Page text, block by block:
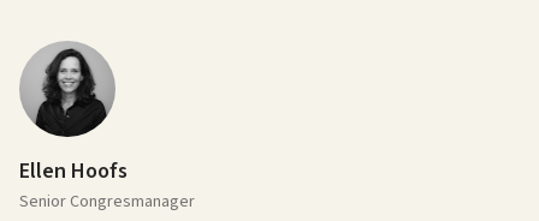
Ellen Hoofs
Senior Congresmanager